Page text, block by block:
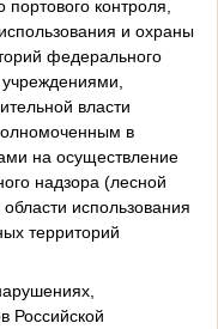
контроля,
и охраны
федерального
власти
в
на осуществление
надзора (лесной
использования
территорий
Российской